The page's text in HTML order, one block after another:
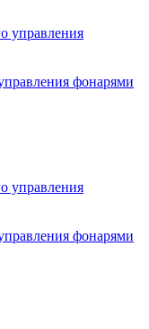
фонарями
фонарями